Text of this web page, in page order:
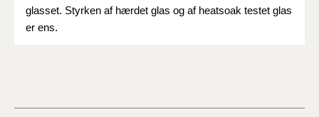
glasset. Styrken af hærdet glas og af heatsoak testet glas
er ens.